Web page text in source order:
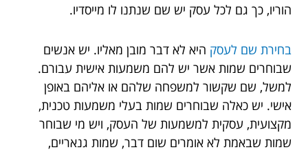
הוריו, כך גם לכל עסק יש שם שנתנו לו מייסדיו.
בחירת שם לעסק היא לא דבר מובן מאליו. יש אנשים
שבוחרים שמות אשר יש להם משמעות אישית עבורם.
למשל, שם שקשור למשפחה שלהם או אליהם באופן
אישי. יש כאלה שבוחרים שמות בעלי משמעות טכנית,
מקצועית, עסקית למשמעות של העסק, ויש מי שבוחר
שמות שבאמת לא אומרים שום דבר, שמות גנאריים,